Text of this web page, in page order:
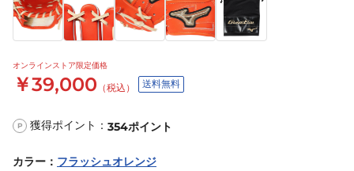
オンラインストア限定価格
￥39,000 （税込） 送料無料
P 獲得ポイント： 354ポイント
カラー ： フラッシュオレンジ